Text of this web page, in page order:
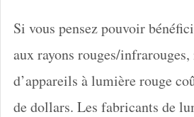
Si vous pensez pouvoir
aux rayons rouges/infrarouges,
d’appareils à lumière rouge
de dollars. Les fabricants de